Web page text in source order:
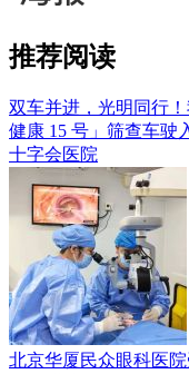
推荐阅读
双车并进，光明同行
健康 15 号」筛查车驶
十字会医院
北京华厦民众眼科医